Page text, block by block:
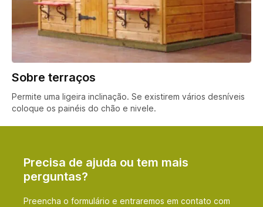
Sobre terraços
Permite uma ligeira inclinação. Se existirem vários desníveis
coloque os painéis do chão e nivele.
Precisa de ajuda ou tem mais
perguntas?
Preencha o formulário e entraremos em contato com